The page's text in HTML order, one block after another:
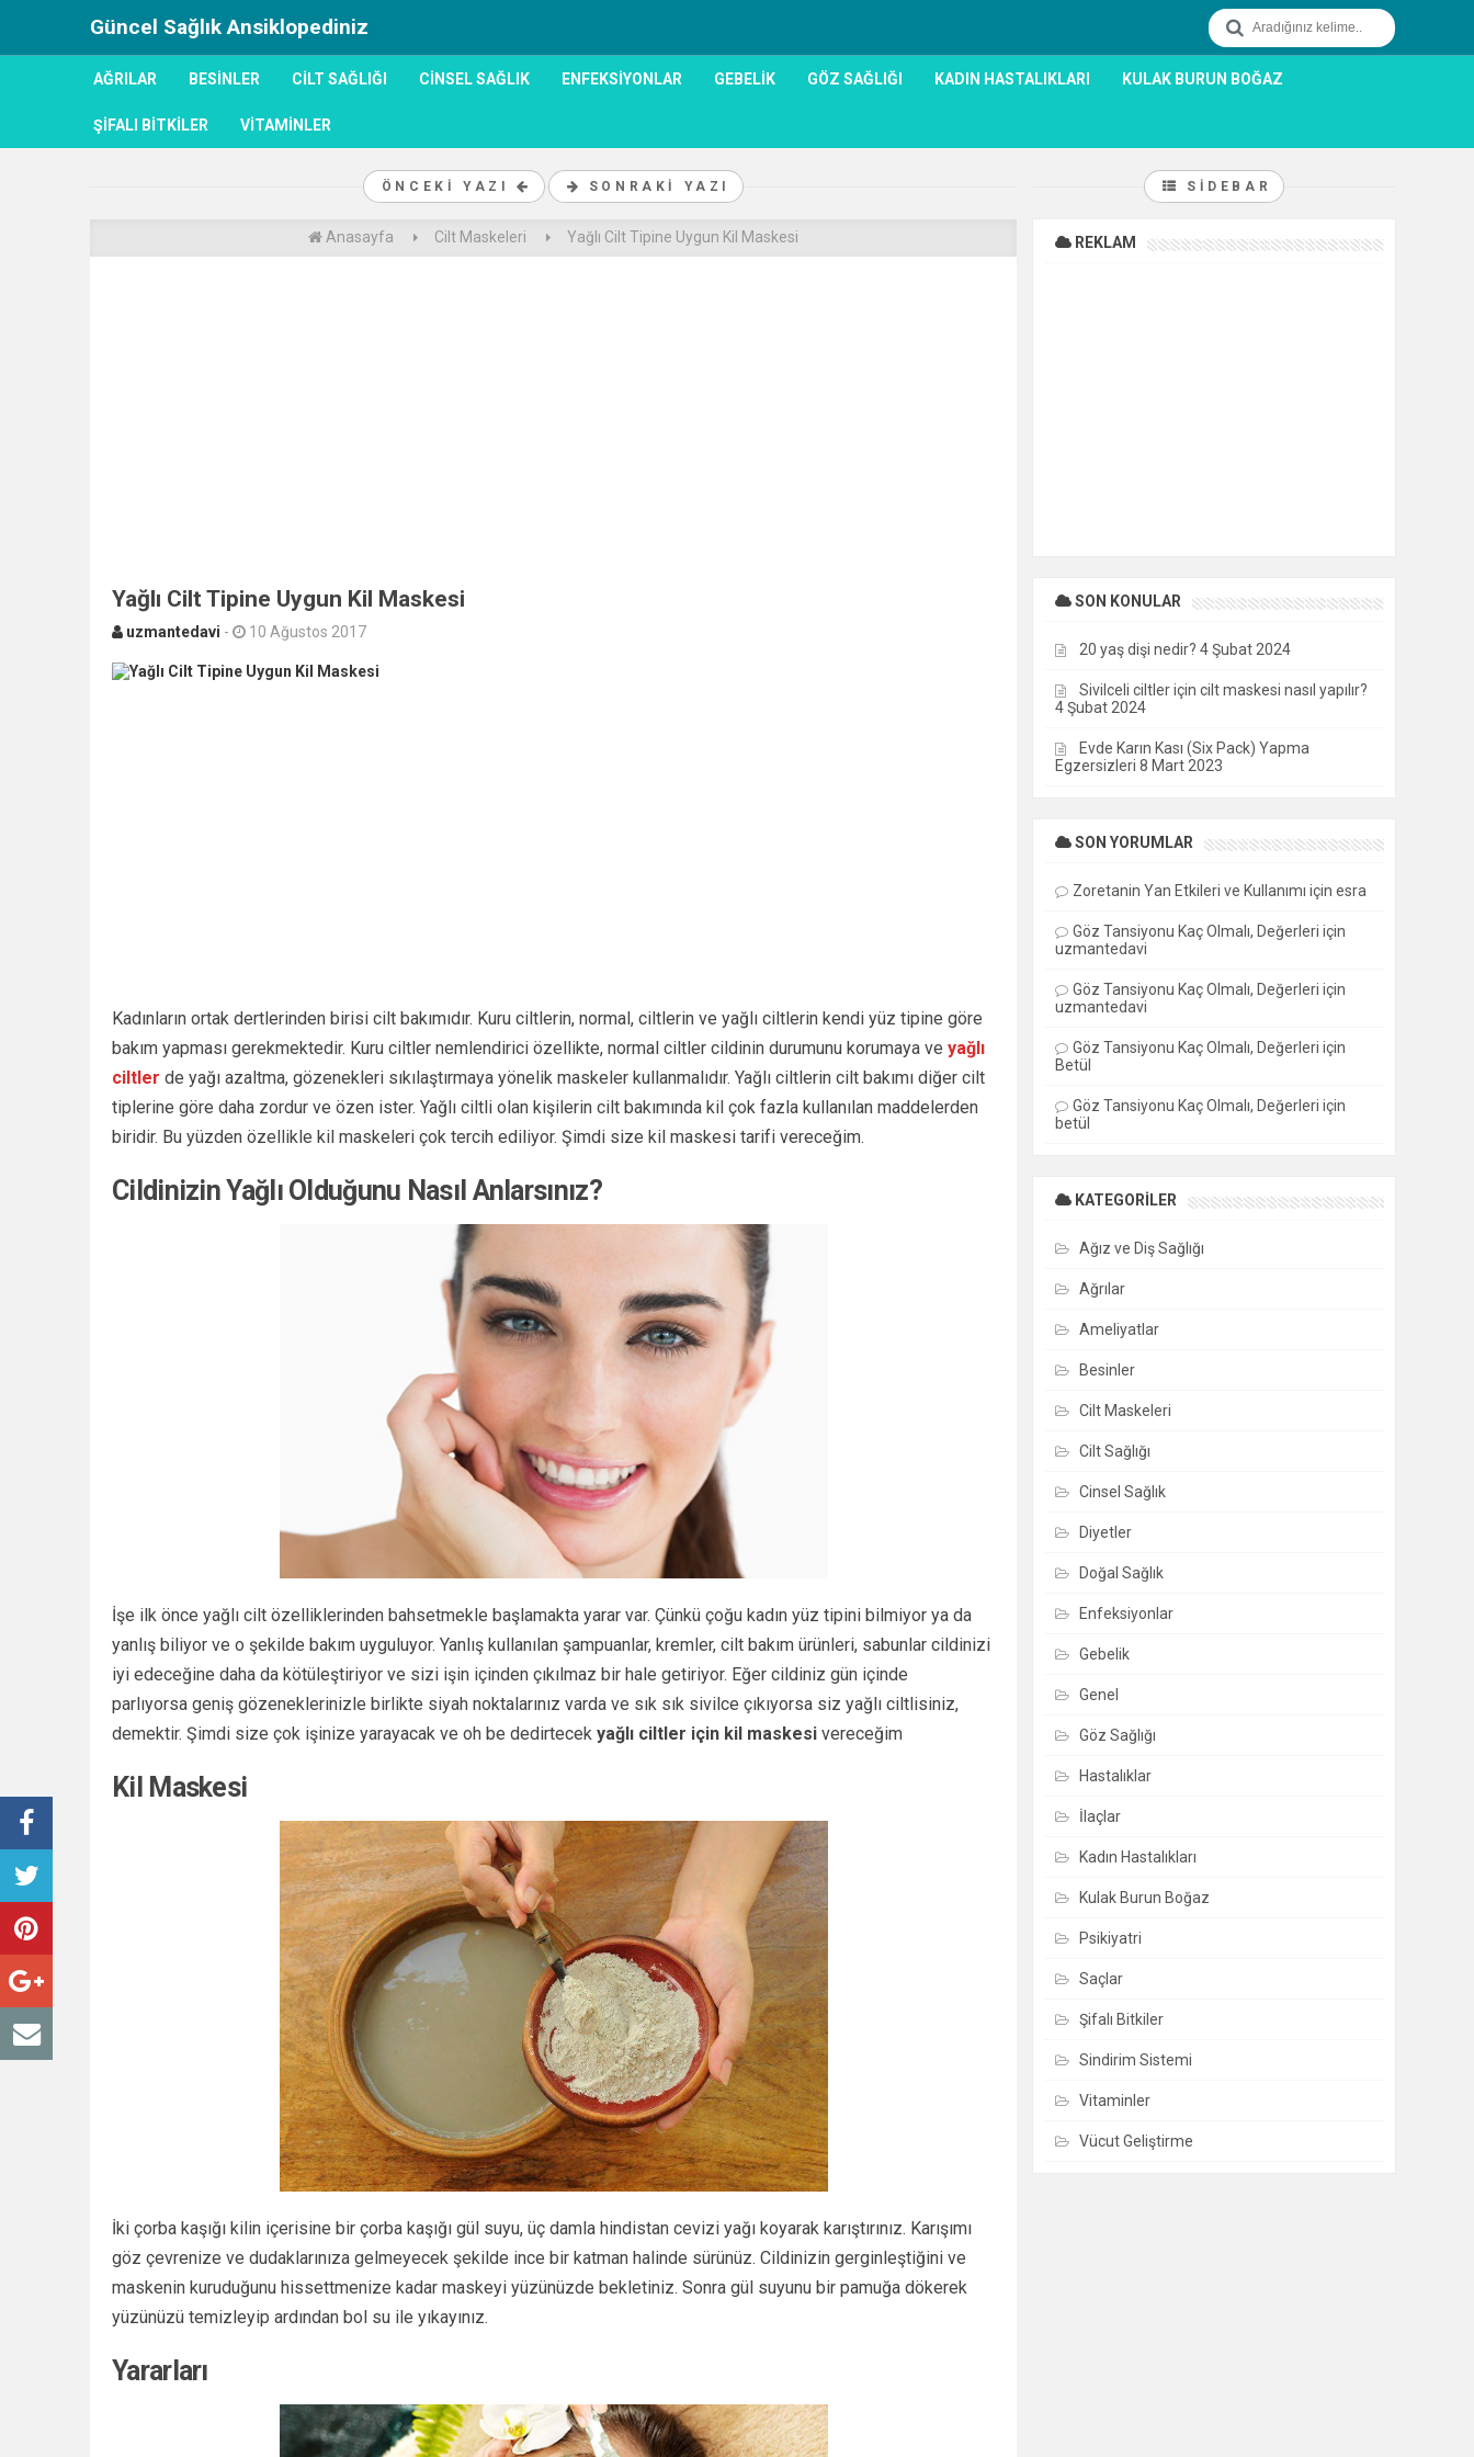
Güncel Sağlık Ansiklopediniz
AĞRILAR BESINLER CILT SAĞLIĞI CINSEL SAĞLIK ENFEKSIYONLAR GEBELIK GÖZ SAĞLIĞI KADIN HASTALIKLARI KULAK BURUN BOĞAZ
ŞIFALI BITKILER VITAMINLER
ÖNCEKI YAZI SONRAKI YAZI
Anasayfa Cilt Maskeleri Yağlı Cilt Tipine Uygun Kil Maskesi
Yağlı Cilt Tipine Uygun Kil Maskesi
uzmantedavi - 10 Ağustos 2017
Kadınların ortak dertlerinden birisi cilt bakımıdır. Kuru ciltlerin, normal, ciltlerin ve yağlı ciltlerin kendi yüz tipine göre
bakım yapması gerekmektedir. Kuru ciltler nemlendirici özellikte, normal ciltler cildinin durumunu korumaya ve yağlı
ciltler de yağı azaltma, gözenekleri sıkılaştırmaya yönelik maskeler kullanmalıdır. Yağlı ciltlerin cilt bakımı diğer cilt
tiplerine göre daha zordur ve özen ister. Yağlı ciltli olan kişilerin cilt bakımında kil çok fazla kullanılan maddelerden
biridir. Bu yüzden özellikle kil maskeleri çok tercih ediliyor. Şimdi size kil maskesi tarifi vereceğim.
Cildinizin Yağlı Olduğunu Nasıl Anlarsınız?
İşe ilk önce yağlı cilt özelliklerinden bahsetmekle başlamakta yarar var. Çünkü çoğu kadın yüz tipini bilmiyor ya da
yanlış biliyor ve o şekilde bakım uyguluyor. Yanlış kullanılan şampuanlar, kremler, cilt bakım ürünleri, sabunlar cildinizi
iyi edeceğine daha da kötüleştiriyor ve sizi işin içinden çıkılmaz bir hale getiriyor. Eğer cildiniz gün içinde
parlıyorsa geniş gözeneklerinizle birlikte siyah noktalarınız varda ve sık sık sivilce çıkıyorsa siz yağlı ciltlisiniz,
demektir. Şimdi size çok işinize yarayacak ve oh be dedirtecek yağlı ciltler için kil maskesi vereceğim
Kil Maskesi
İki çorba kaşığı kilin içerisine bir çorba kaşığı gül suyu, üç damla hindistan cevizi yağı koyarak karıştırınız. Karışımı
göz çevrenize ve dudaklarınıza gelmeyecek şekilde ince bir katman halinde sürünüz. Cildinizin gerginleştiğini ve
maskenin kuruduğunu hissettmenize kadar maskeyi yüzünüzde bekletiniz. Sonra gül suyunu bir pamuğa dökerek
yüzünüzü temizleyip ardından bol su ile yıkayınız.
Yararları
SIDEBAR
REKLAM
SON KONULAR
20 yaş dişi nedir? 4 Şubat 2024
Sivilceli ciltler için cilt maskesi nasıl yapılır?
4 Şubat 2024
Evde Karın Kası (Six Pack) Yapma
Egzersizleri 8 Mart 2023
SON YORUMLAR
Zoretanin Yan Etkileri ve Kullanımı için esra
Göz Tansiyonu Kaç Olmalı, Değerleri için
uzmantedavi
Göz Tansiyonu Kaç Olmalı, Değerleri için
uzmantedavi
Göz Tansiyonu Kaç Olmalı, Değerleri için
Betül
Göz Tansiyonu Kaç Olmalı, Değerleri için
betül
KATEGORILER
Ağız ve Diş Sağlığı
Ağrılar
Ameliyatlar
Besinler
Cilt Maskeleri
Cilt Sağlığı
Cinsel Sağlık
Diyetler
Doğal Sağlık
Enfeksiyonlar
Gebelik
Genel
Göz Sağlığı
Hastalıklar
İlaçlar
Kadın Hastalıkları
Kulak Burun Boğaz
Psikiyatri
Saçlar
Şifalı Bitkiler
Sindirim Sistemi
Vitaminler
Vücut Geliştirme